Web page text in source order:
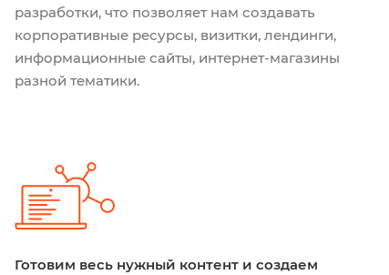
разработки, что позволяет нам создавать
корпоративные ресурсы, визитки, лендинги,
информационные сайты, интернет-магазины
разной тематики.
Готовим весь нужный контент и создаем